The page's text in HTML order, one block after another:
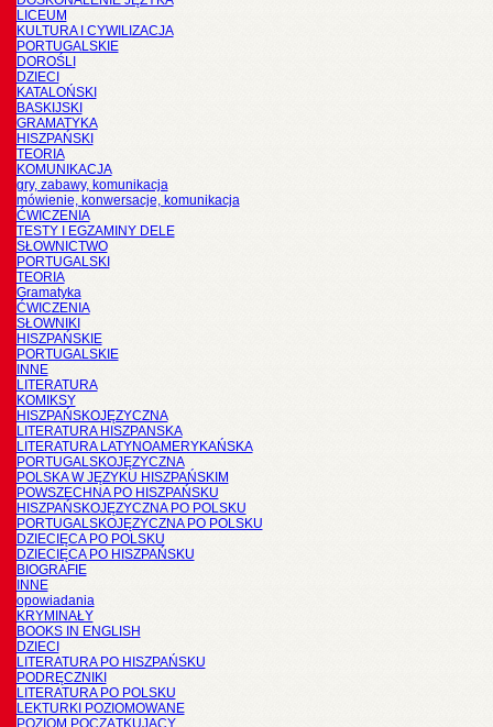
LICEUM
KULTURA I CYWILIZACJA
PORTUGALSKIE
DOROŚLI
DZIECI
KATALOŃSKI
BASKIJSKI
GRAMATYKA
HISZPAŃSKI
TEORIA
KOMUNIKACJA
gry, zabawy, komunikacja
mówienie, konwersacje, komunikacja
ĆWICZENIA
TESTY I EGZAMINY DELE
SŁOWNICTWO
PORTUGALSKI
TEORIA
Gramatyka
ĆWICZENIA
SŁOWNIKI
HISZPAŃSKIE
PORTUGALSKIE
INNE
LITERATURA
KOMIKSY
HISZPAŃSKOJĘZYCZNA
LITERATURA HISZPANSKA
LITERATURA LATYNOAMERYKAŃSKA
PORTUGALSKOJĘZYCZNA
POLSKA W JĘZYKU HISZPAŃSKIM
POWSZECHNA PO HISZPAŃSKU
HISZPAŃSKOJĘZYCZNA PO POLSKU
PORTUGALSKOJĘZYCZNA PO POLSKU
DZIECIĘCA PO POLSKU
DZIECIĘCA PO HISZPAŃSKU
BIOGRAFIE
INNE
opowiadania
KRYMINAŁY
BOOKS IN ENGLISH
DZIECI
LITERATURA PO HISZPAŃSKU
PODRĘCZNIKI
LITERATURA PO POLSKU
LEKTURKI POZIOMOWANE
POZIOM POCZĄTKUJĄCY